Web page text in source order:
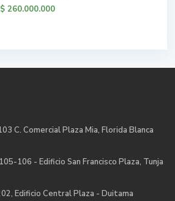
$ 260.000.000
C. Comercial Plaza Mia, Florida Blanca
106 - Edificio San Francisco Plaza, Tunja
Edificio Central Plaza - Duitama